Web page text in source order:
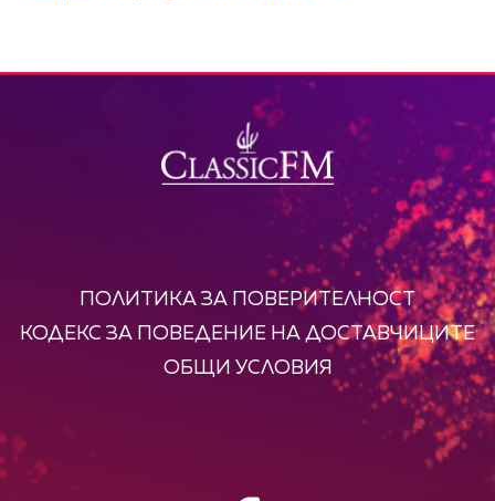
ПОЛИТИКА ЗА ПОВЕРИТЕЛНОСТ
КОДЕКС ЗА ПОВЕДЕНИЕ НА ДОСТАВЧИЦИТЕ
ОБЩИ УСЛОВИЯ